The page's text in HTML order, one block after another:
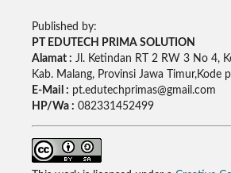
Published by:
PT EDUTECH PRIMA SOLUTION
Alamat : Jl. Ketindan RT 2 RW 3 No 4,
Kab. Malang, Provinsi Jawa Timur,Kode
E-Mail : pt.edutechprimas@gmail.com
HP/Wa : 082331452499